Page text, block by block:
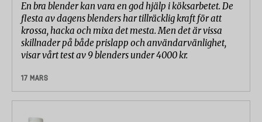
En bra blender kan vara en god hjälp i köksarbetet. De
flesta av dagens blenders har tillräcklig kraft för att
krossa, hacka och mixa det mesta. Men det är vissa
skillnader på både prislapp och användarvänlighet,
visar vårt test av 9 blenders under 4000 kr.
17 MARS